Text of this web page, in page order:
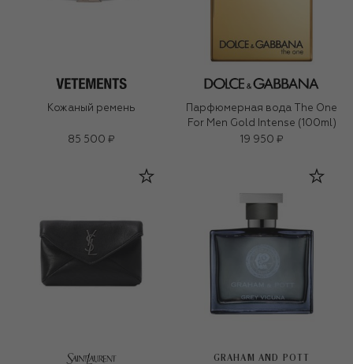
Кожаный ремень
85 500 ₽
Парфюмерная вода The One
For Men Gold Intense (100ml)
19 950 ₽
GRAHAM AND POTT